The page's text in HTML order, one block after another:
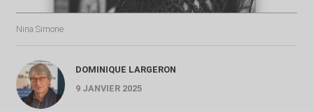
Nina Simone
DOMINIQUE LARGERON
9 JANVIER 2025